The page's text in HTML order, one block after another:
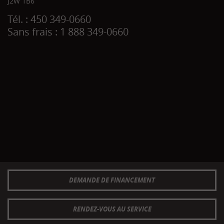
Tél. : 450 349-0660
Sans frais : 1 888 349-0660
DEMANDE DE FINANCEMENT
RENDEZ-VOUS AU SERVICE